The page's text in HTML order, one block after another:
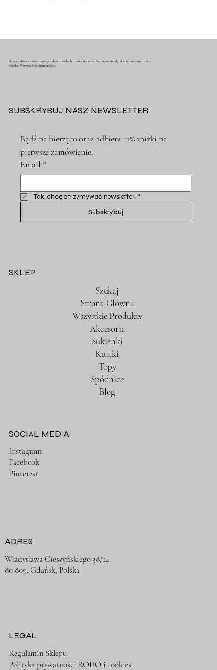
Sklep z odzieżą damską topowych skandynawskich marek i nie tylko. Najnowsze trendy, klasyka premium i moda
miejska. Wszystko w jednym miejscu.
SUBSKRYBUJ NASZ NEWSLETTER
Bądź na bierząco oraz odbierz 10% zniżki na
pierwsze zamówienie.
Email *
Tak, chcę otrzymywać newsletter. *
Subskrybuj
SKLEP
Szukaj
Strona Główna
Wszystkie Produkty
Akcesoria
Sukienki
Kurtki
Topy
Spódnice
Blog
LEGAL
Regulamin Sklepu
Polityka prywatności RODO i cookies
ADRES
Władysława Cieszyńskiego 38/14
80-809, Gdańsk, Polska
SOCIAL MEDIA
Instagram
Facebook
Pinterest